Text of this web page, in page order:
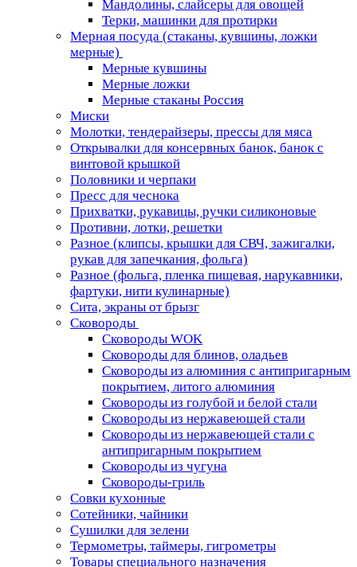
Мандолины, слайсеры для овощей
Терки, машинки для протирки
Мерная посуда (стаканы, кувшины, ложки
мерные)
Мерные кувшины
Мерные ложки
Мерные стаканы Россия
Миски
Молотки, тендерайзеры, прессы для мяса
Открывалки для консервных банок, банок с
винтовой крышкой
Половники и черпаки
Пресс для чеснока
Прихватки, рукавицы, ручки силиконовые
Противни, лотки, решетки
Разное (клипсы, крышки для СВЧ, зажигалки,
рукав для запечкания, фольга)
Разное (фольга, пленка пищевая, нарукавники,
фартуки, нити кулинарные)
Сита, экраны от брызг
Сковороды
Сковороды WOK
Сковороды для блинов, оладьев
Сковороды из алюминия с антипригарным
покрытием, литого алюминия
Сковороды из голубой и белой стали
Сковороды из нержавеющей стали
Сковороды из нержавеющей стали с
антипригарным покрытием
Сковороды из чугуна
Сковороды-гриль
Совки кухонные
Сотейники, чайники
Сушилки для зелени
Термометры, таймеры, гигрометры
Товары специального назначения